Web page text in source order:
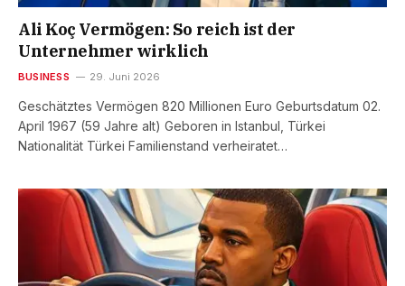
Ali Koç Vermögen: So reich ist der
Unternehmer wirklich
BUSINESS 29. Juni 2026
Geschätztes Vermögen 820 Millionen Euro Geburtsdatum 02.
April 1967 (59 Jahre alt) Geboren in Istanbul, Türkei
Nationalität Türkei Familienstand verheiratet…